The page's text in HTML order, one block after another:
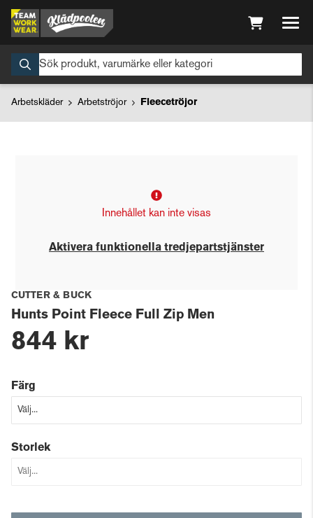
Arbetskläder Arbetströjor Fleecetröjor
Innehållet kan inte visas
Aktivera funktionella tredjepartstjänster
CUTTER & BUCK
Hunts Point Fleece Full Zip Men
844 kr
Färg
Storlek